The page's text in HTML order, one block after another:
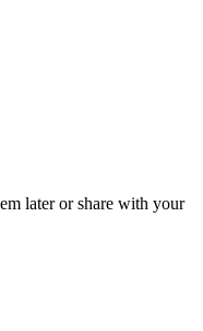
later or share with your